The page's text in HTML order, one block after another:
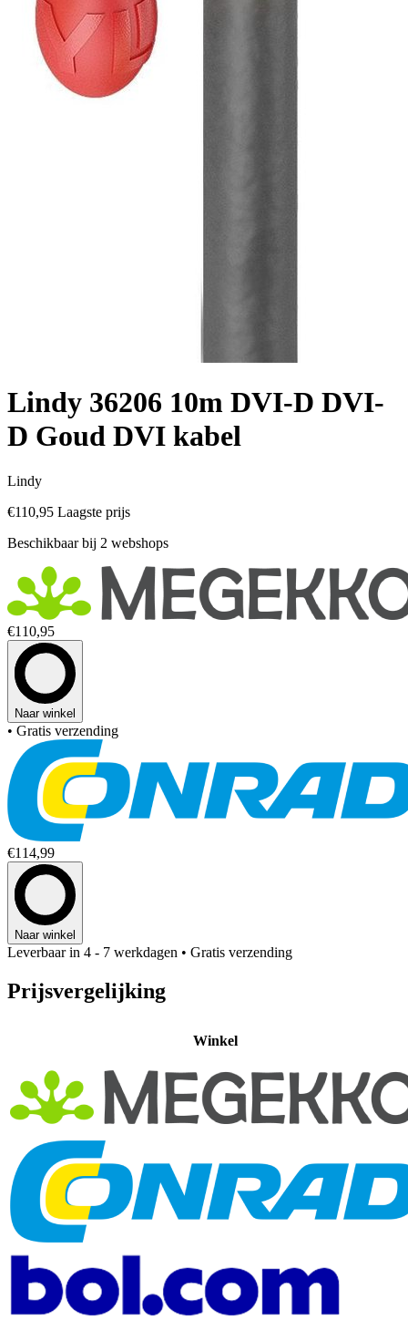
Lindy 36206 10m DVI-D DVI-
D Goud DVI kabel
Lindy
€110,95 Laagste prijs
Beschikbaar bij 2 webshops
€110,95
Naar winkel
• Gratis verzending
€114,99
Naar winkel
Leverbaar in 4 - 7 werkdagen • Gratis verzending
Prijsvergelijking
Winkel